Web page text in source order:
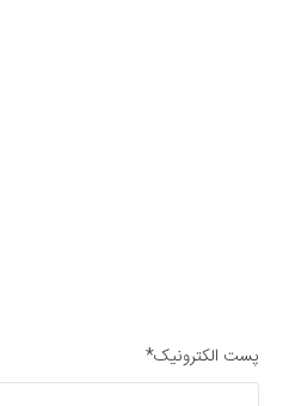
پست الکترونیک*